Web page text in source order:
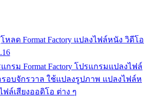
โหลด Format Factory แปลงไฟล์หนัง วิดีโอ
กรม Format Factory โปรแกรมแปลงไฟล์
อบจักรวาล ใช้แปลงรูปภาพ แปลงไฟล์ห
ฟล์เสียงออดิโอ ต่าง ๆ